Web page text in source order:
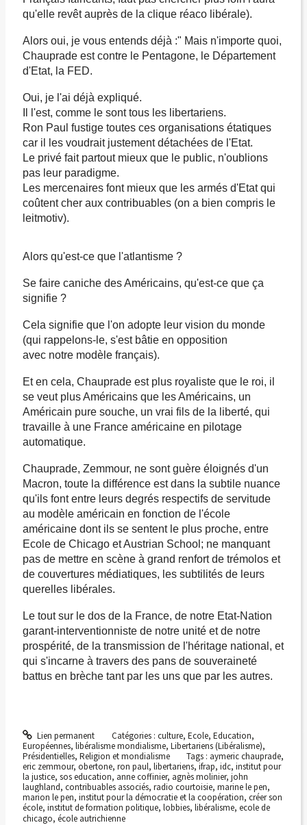
qu'elle revêt auprès de la clique réaco libérale).
Alors oui, je vous entends déjà :" Mais n'importe quoi,
Chauprade est contre le Pentagone, le Département
d'Etat, la FED.
Oui, je l'ai déjà expliqué.
Il l'est, comme le sont tous les libertariens.
Ron Paul fustige toutes ces organisations étatiques
car il les voudrait justement détachées de l'Etat.
Le privé fait partout mieux que le public, n'oublions
pas leur paradigme.
Les mercenaires font mieux que les armés d'Etat qui
coûtent cher aux contribuables (on a bien compris le
leitmotiv).
Alors qu'est-ce que l'atlantisme ?
Se faire caniche des Américains, qu'est-ce que ça
signifie ?
Cela signifie que l'on adopte leur vision du monde
(qui rappelons-le, s'est bâtie en opposition
avec notre modèle français).
Et en cela, Chauprade est plus royaliste que le roi, il
se veut plus Américains que les Américains, un
Américain pure souche, un vrai fils de la liberté, qui
travaille à une France américaine en pilotage
automatique.
Chauprade, Zemmour, ne sont guère éloignés d'un
Macron, toute la différence est dans la subtile nuance
qu'ils font entre leurs degrés respectifs de servitude
au modèle américain en fonction de l'école
américaine dont ils se sentent le plus proche, entre
Ecole de Chicago et Austrian School; ne manquant
pas de mettre en scène à grand renfort de trémolos et
de couvertures médiatiques, les subtilités de leurs
querelles libérales.
Le tout sur le dos de la France, de notre Etat-Nation
garant-interventionniste de notre unité et de notre
prospérité, de la transmission de l'héritage national, et
qui s'incarne à travers des pans de souveraineté
battus en brèche tant par les uns que par les autres.
Lien permanent Catégories : culture, Ecole, Education,
Européennes, libéralisme mondialisme, Libertariens (Libéralisme),
Présidentielles, Religion et mondialisme Tags : aymeric chauprade,
eric zemmour, obertone, ron paul, libertariens, ifrap, idc, institut pour
la justice, sos education, anne coffinier, agnès molinier, john
laughland, contribuables associés, radio courtoisie, marine le pen,
marion le pen, institut pour la démocratie et la coopération, créer son
école, institut de formation politique, lobbies, libéralisme, ecole de
chicago, école autrichienne